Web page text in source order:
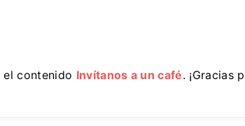
el contenido Invítanos a un café. ¡Gracias